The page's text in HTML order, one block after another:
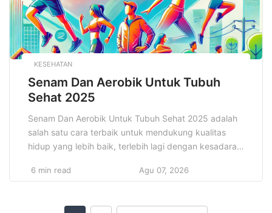
KESEHATAN
Senam Dan Aerobik Untuk Tubuh
Sehat 2025
Senam Dan Aerobik Untuk Tubuh Sehat 2025 adalah
salah satu cara terbaik untuk mendukung kualitas
hidup yang lebih baik, terlebih lagi dengan kesadaran
gaya hidup sehat. Senam dan aerobik adalah dua
6 min read Agu 07, 2026